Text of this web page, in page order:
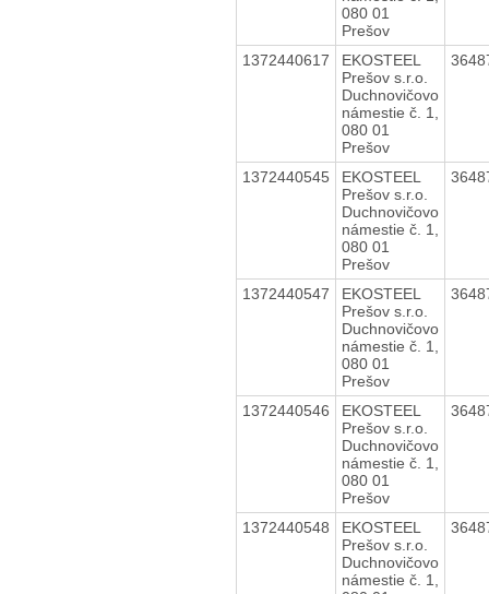
080 01
Prešov
1372440617
EKOSTEEL
Prešov s.r.o.
Duchnovičovo
námestie č. 1,
080 01
Prešov
1372440545
EKOSTEEL
Prešov s.r.o.
Duchnovičovo
námestie č. 1,
080 01
Prešov
1372440547
EKOSTEEL
Prešov s.r.o.
Duchnovičovo
námestie č. 1,
080 01
Prešov
1372440546
EKOSTEEL
Prešov s.r.o.
Duchnovičovo
námestie č. 1,
080 01
Prešov
1372440548
EKOSTEEL
Prešov s.r.o.
Duchnovičovo
námestie č. 1,